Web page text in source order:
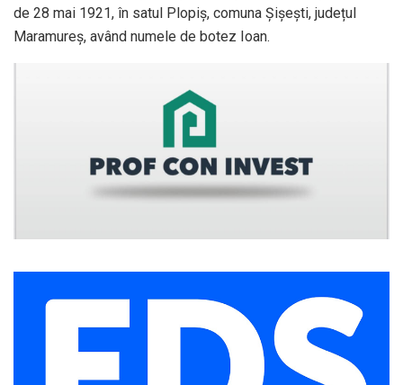
de 28 mai 1921, în satul Plopiș, comuna Șișești, județul
Maramureș, având numele de botez Ioan.